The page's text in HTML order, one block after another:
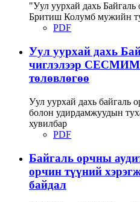
"Уул уурхай дахь
Бритиш Колумб мужийн
PDF
Уул уурхай дахь
чиглэлээр
төлөвлөгөө
Уул уурхай дахь байгаль
болон удирдамжуудын
хувилбар
PDF
Байгаль орчны
орчин түүний
байдал